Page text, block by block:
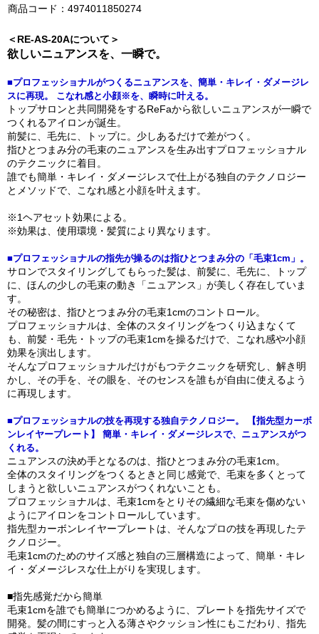
商品コード：4974011850274
＜RE-AS-20Aについて＞
欲しいニュアンスを、一瞬で。
■プロフェッショナルがつくるニュアンスを、簡単・キレイ・ダメージレ
スに再現。 こなれ感と小顔※を、瞬時に叶える。
トップサロンと共同開発をするReFaから欲しいニュアンスが一瞬で
つくれるアイロンが誕生。
前髪に、毛先に、トップに。少しあるだけで差がつく。
指ひとつまみ分の毛束のニュアンスを生み出すプロフェッショナル
のテクニックに着目。
誰でも簡単・キレイ・ダメージレスで仕上がる独自のテクノロジー
とメソッドで、こなれ感と小顔を叶えます。
※1ヘアセット効果による。
※効果は、使用環境・髪質により異なります。
■プロフェッショナルの指先が操るのは指ひとつまみ分の「毛束1cm」。
サロンでスタイリングしてもらった髪は、前髪に、毛先に、トップ
に、ほんの少しの毛束の動き「ニュアンス」が美しく存在していま
す。
その秘密は、指ひとつまみ分の毛束1cmのコントロール。
プロフェッショナルは、全体のスタイリングをつくり込まなくて
も、前髪・毛先・トップの毛束1cmを操るだけで、こなれ感や小顔
効果を演出します。
そんなプロフェッショナルだけがもつテクニックを研究し、解き明
かし、その手を、その眼を、そのセンスを誰もが自由に使えるよう
に再現します。
■プロフェッショナルの技を再現する独自テクノロジー。 【指先型カーボ
ンレイヤープレート】 簡単・キレイ・ダメージレスで、ニュアンスがつ
くれる。
ニュアンスの決め手となるのは、指ひとつまみ分の毛束1cm。
全体のスタイリングをつくるときと同じ感覚で、毛束を多くとって
しまうと欲しいニュアンスがつくれないことも。
プロフェッショナルは、毛束1cmをとりその繊細な毛束を傷めない
ようにアイロンをコントロールしています。
指先型カーボンレイヤープレートは、そんなプロの技を再現したテ
クノロジー。
毛束1cmのためのサイズ感と独自の三層構造によって、簡単・キレ
イ・ダメージレスな仕上がりを実現します。
■指先感覚だから簡単
毛束1cmを誰でも簡単につかめるように、プレートを指先サイズで
開発。髪の間にすっと入る薄さやクッション性にもこだわり、指先